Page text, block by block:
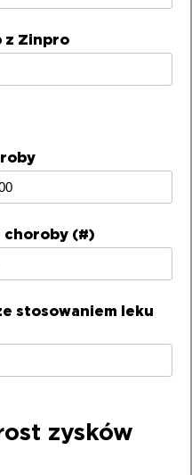
z Zinpro
choroby (#)
stosowaniem leku
zysków